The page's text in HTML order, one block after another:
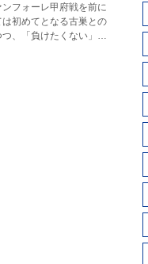
フォーレ甲府戦を前に
初めてとなる古巣との
、「負けたくない」と